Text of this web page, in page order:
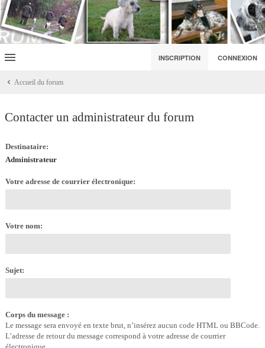
INSCRIPTION CONNEXION
Accueil du forum
Contacter un administrateur du forum
Destinataire:
Administrateur
Votre adresse de courrier électronique:
Votre nom:
Sujet:
Corps du message :
Le message sera envoyé en texte brut, n’insérez aucun code HTML ou BBCode.
L’adresse de retour du message correspond à votre adresse de courrier